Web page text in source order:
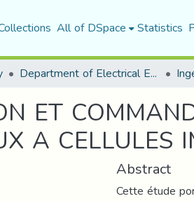
All of DSpace Statistics
Department of Electrical Engineering
ET
A CELLULES
Abstract
Cette étude